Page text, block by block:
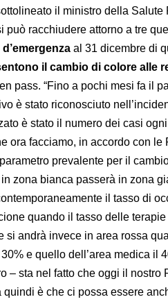
il ministro della Salute
può racchiudere attorno a tre
al 31 dicembre di
il cambio di colore alle
pass. “Fino a pochi mesi fa il
è stato riconosciuto
è stato il numero dei casi
ora facciamo, in accordo con le
prevalente per il
zona bianca passerà in zona
il tasso di
quando il tasso delle
si andrà invece in area rossa
e quello dell’area medica il
– sta nel fatto che oggi il nostro
è che ci possa essere